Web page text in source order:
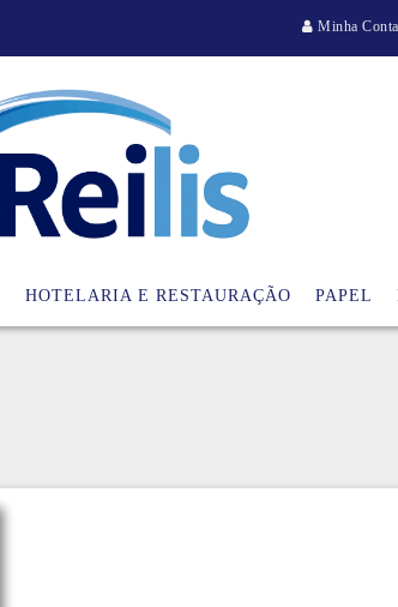
Minha Conta
HOTELARIA E RESTAURAÇÃO PAPEL